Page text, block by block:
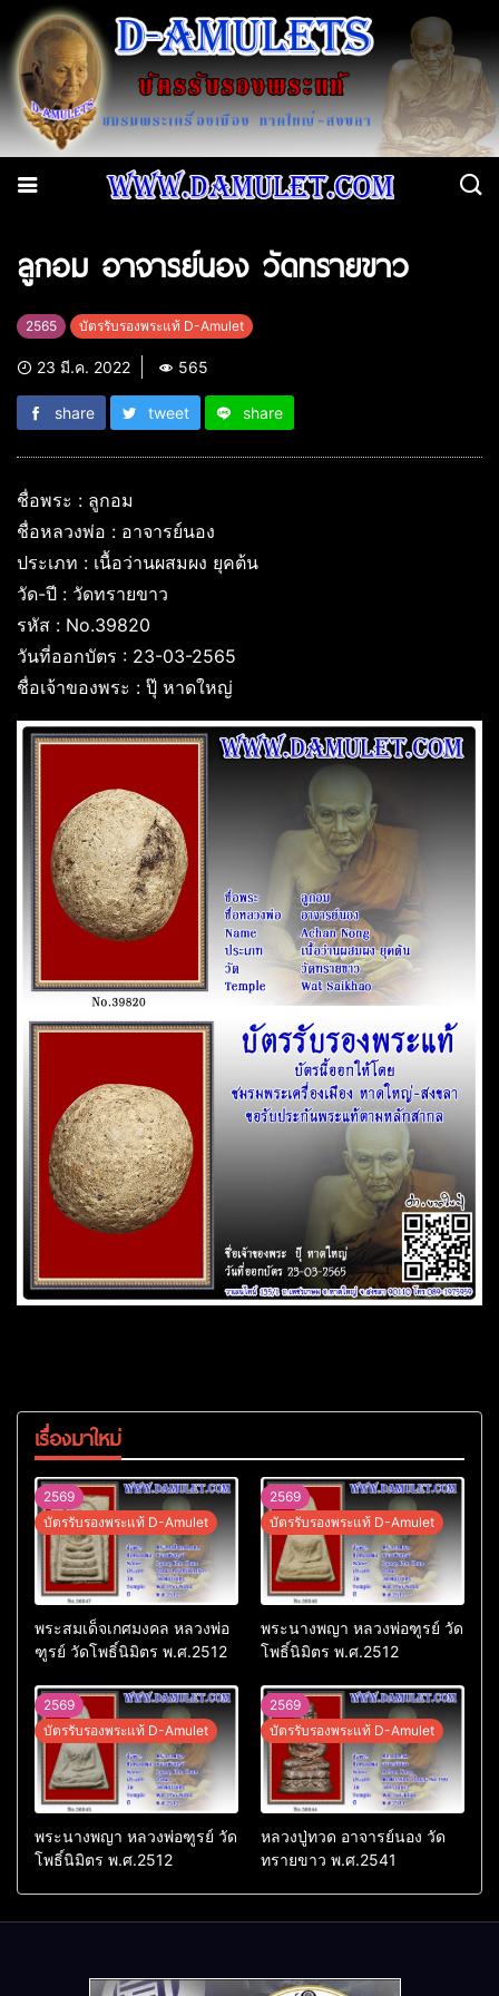
ลูกอม อาจารย์นอง วัดทรายขาว
2565 บัตรรับรองพระแท้ D-Amulet
23 มี.ค. 2022 565
share tweet share
ชื่อพระ : ลูกอม
ชื่อหลวงพ่อ : อาจารย์นอง
ประเภท : เนื้อว่านผสมผง ยุคต้น
วัด-ปี : วัดทรายขาว
รหัส : No.39820
วันที่ออกบัตร : 23-03-2565
ชื่อเจ้าของพระ : ปุ๊ หาดใหญ่
เรื่องมาใหม่
2569
บัตรรับรองพระแท้ D-Amulet
พระสมเด็จเกศมงคล หลวงพ่อ
ฑูรย์ วัดโพธิ์นิมิตร พ.ศ.2512
2569
บัตรรับรองพระแท้ D-Amulet
พระนางพญา หลวงพ่อฑูรย์ วัด
โพธิ์นิมิตร พ.ศ.2512
2569
บัตรรับรองพระแท้ D-Amulet
พระนางพญา หลวงพ่อฑูรย์ วัด
โพธิ์นิมิตร พ.ศ.2512
2569
บัตรรับรองพระแท้ D-Amulet
หลวงปู่ทวด อาจารย์นอง วัด
ทรายขาว พ.ศ.2541